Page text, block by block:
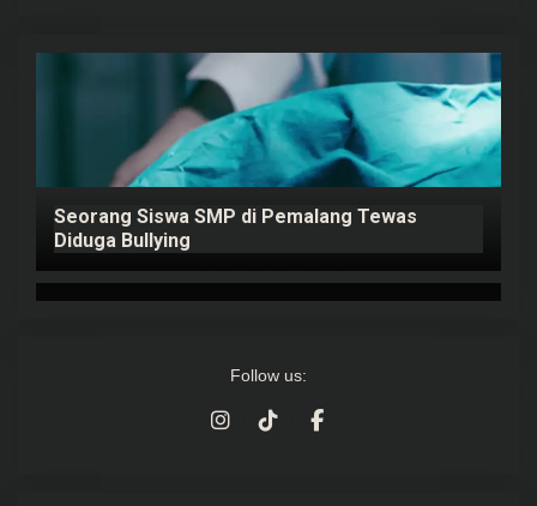
Seorang Siswa SMP di Pemalang Tewas
Diduga Bullying
Follow us: